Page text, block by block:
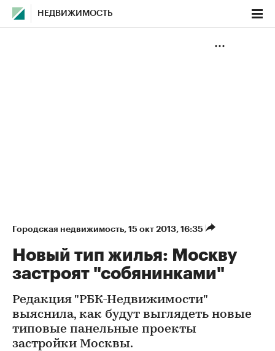
НЕДВИЖИМОСТЬ
Городская недвижимость⁠, 15 окт 2013, 16:35
Новый тип жилья: Москву
застроят "собянинками"
Редакция "РБК-Недвижимости"
выяснила, как будут выглядеть новые
типовые панельные проекты
застройки Москвы.